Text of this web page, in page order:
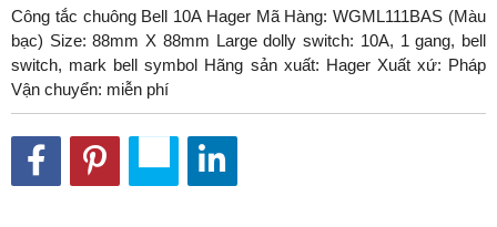
Công tắc chuông Bell 10A Hager Mã Hàng: WGML111BAS (Màu
bạc) Size: 88mm X 88mm Large dolly switch: 10A, 1 gang, bell
switch, mark bell symbol Hãng sản xuất: Hager Xuất xứ: Pháp
Vận chuyển: miễn phí